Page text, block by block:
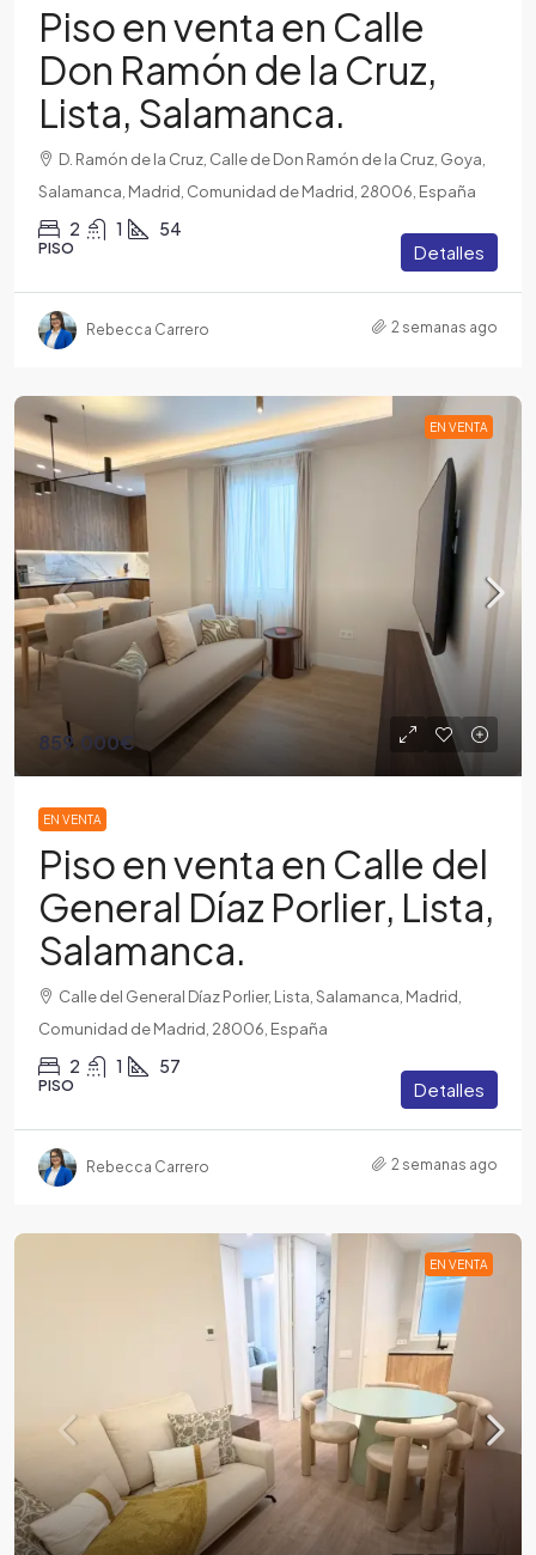
Piso en venta en Calle
Don Ramón de la Cruz,
Lista, Salamanca.
D. Ramón de la Cruz, Calle de Don Ramón de la Cruz, Goya,
Salamanca, Madrid, Comunidad de Madrid, 28006, España
2 1 54
PISO Detalles
Rebecca Carrero 2 semanas ago
EN VENTA
859.000€
EN VENTA
Piso en venta en Calle del
General Díaz Porlier, Lista,
Salamanca.
Calle del General Díaz Porlier, Lista, Salamanca, Madrid,
Comunidad de Madrid, 28006, España
2 1 57
PISO Detalles
Rebecca Carrero 2 semanas ago
EN VENTA